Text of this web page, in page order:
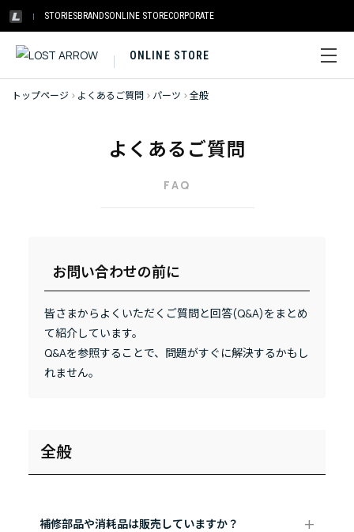
STORIESBRANDSONLINE STORECORPORATE
ONLINE STORE
トップページ > よくあるご質問 > パーツ >全般
よくあるご質問
FAQ
お問い合わせの前に
皆さまからよくいただくご質問と回答(Q&A)をまとめ
て紹介しています。
Q&Aを参照することで、問題がすぐに解決するかもし
れません。
全般
補修部品や消耗品は販売していますか？